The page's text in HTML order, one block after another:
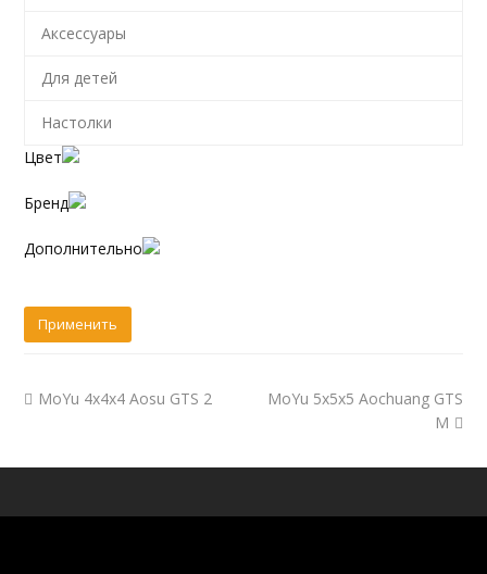
Аксессуары
Для детей
Настолки
Цвет
Бренд
Дополнительно
MoYu 4x4x4 Aosu GTS 2
MoYu 5x5x5 Aochuang GTS
M